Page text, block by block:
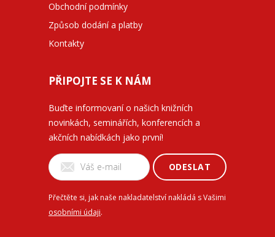
Obchodní podmínky
Způsob dodání a platby
Kontakty
PŘIPOJTE SE K NÁM
Buďte informovaní o našich knižních
novinkách, seminářích, konferencích a
akčních nabídkách jako první!
ODESLAT
Přečtěte si, jak naše nakladatelství nakládá s Vašimi
osobními údaji.